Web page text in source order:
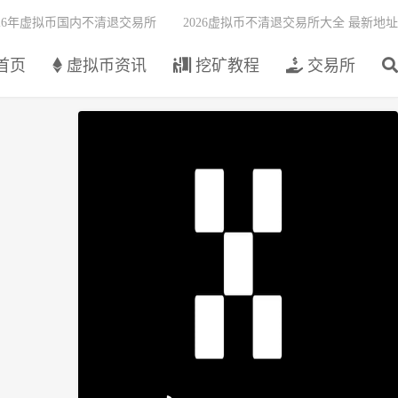
页 虚拟币资讯 挖矿教程 交易所
年虚拟币国内不清退交易所 2026虚拟币不清退交易所大全 最新地址